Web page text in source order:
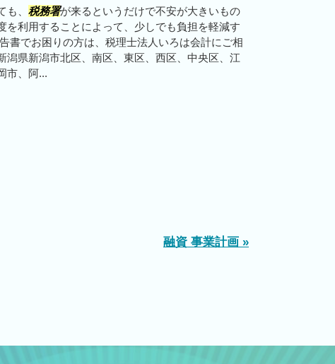
、 税務署が来るというだけで不安が大きいもの
を利用することによって、少しでも負担を軽減す
書でお困りの方は、税理士法人いろは会計にご相
潟県新潟市北区、南区、東区、西区、中央区、江
市、阿...
融資 事業計画 »